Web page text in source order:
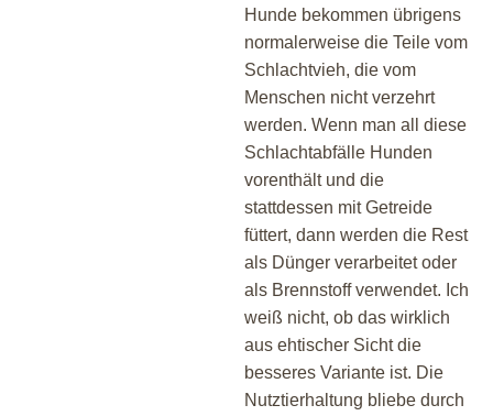
Hunde bekommen übrigens
normalerweise die Teile vom
Schlachtvieh, die vom
Menschen nicht verzehrt
werden. Wenn man all diese
Schlachtabfälle Hunden
vorenthält und die
stattdessen mit Getreide
füttert, dann werden die Rest
als Dünger verarbeitet oder
als Brennstoff verwendet. Ich
weiß nicht, ob das wirklich
aus ehtischer Sicht die
besseres Variante ist. Die
Nutztierhaltung bliebe durch